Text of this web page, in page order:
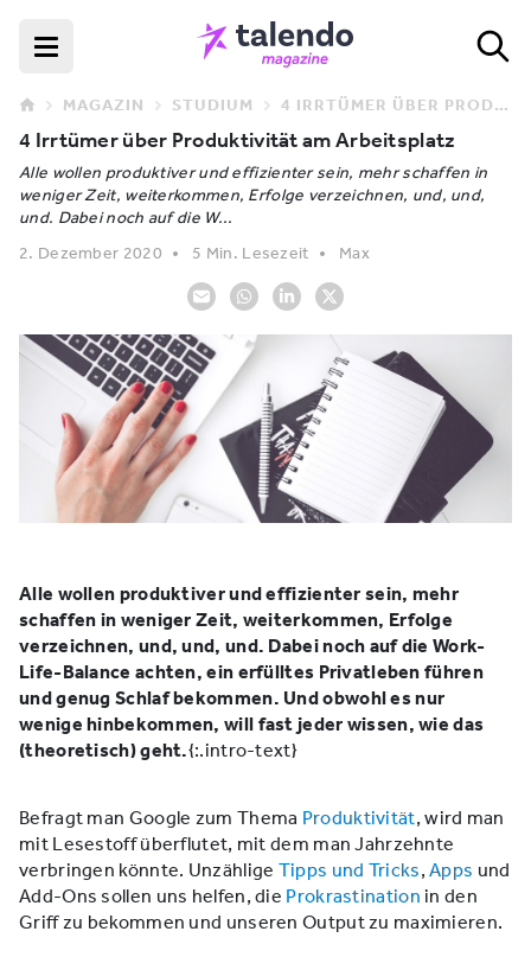
MAGAZIN STUDIUM 4 IRRTÜMER ÜBER PRODUKTIVITÄT AM ARBEITSPLATZ
4 Irrtümer über Produktivität am Arbeitsplatz
Alle wollen produktiver und effizienter sein, mehr schaffen in
weniger Zeit, weiterkommen, Erfolge verzeichnen, und, und,
und. Dabei noch auf die W...
2. Dezember 2020
5 Min. Lesezeit Max
Alle wollen produktiver und effizienter sein, mehr
schaffen in weniger Zeit, weiterkommen, Erfolge
verzeichnen, und, und, und. Dabei noch auf die Work-
Life-Balance achten, ein erfülltes Privatleben führen
und genug Schlaf bekommen. Und obwohl es nur
wenige hinbekommen, will fast jeder wissen, wie das
(theoretisch) geht.{:.intro-text}
Befragt man Google zum Thema Produktivität, wird man
mit Lesestoff überflutet, mit dem man Jahrzehnte
verbringen könnte. Unzählige Tipps und Tricks,Apps und
Add-Ons sollen uns helfen, die Prokrastination in den
Griff zu bekommen und unseren Output zu maximieren.